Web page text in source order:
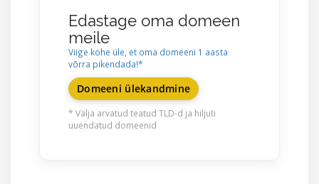
Edastage oma domeen
meile
Viige kohe üle, et oma domeeni 1 aasta
võrra pikendada!*
Domeeni ülekandmine
* Välja arvatud teatud TLD-d ja hiljuti
uuendatud domeenid